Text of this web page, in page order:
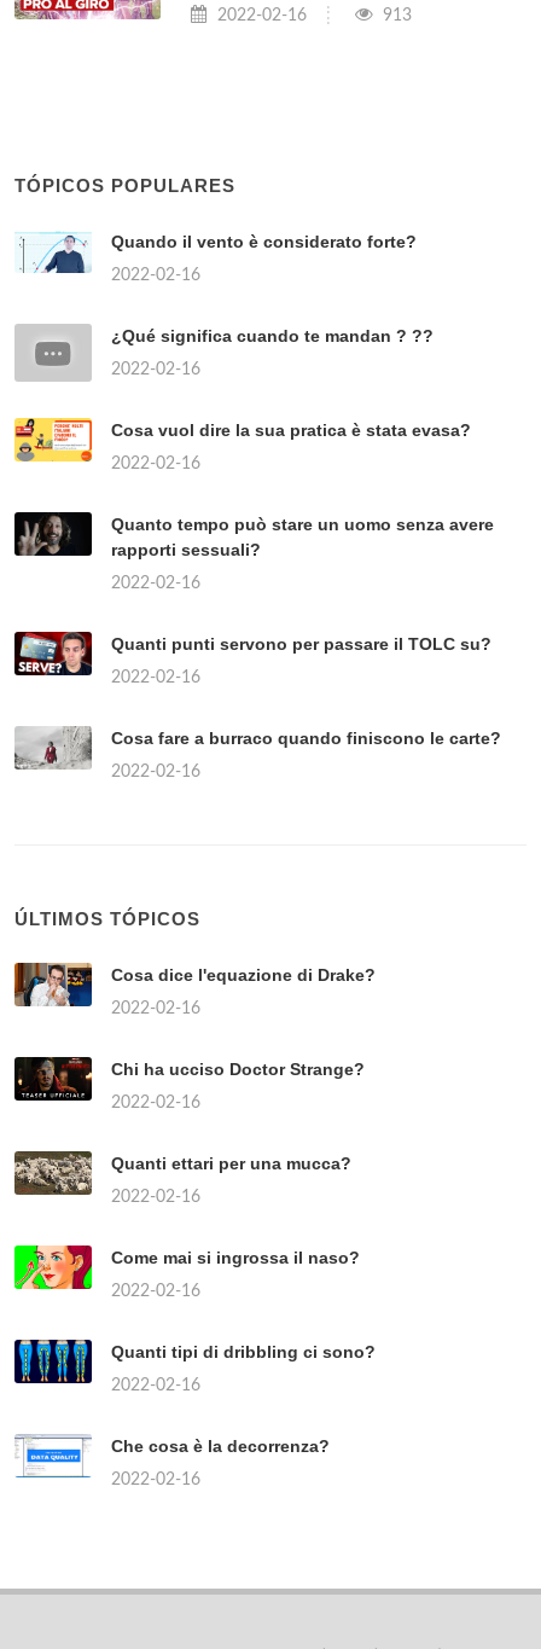
2022-02-16 913
TÓPICOS POPULARES
Quando il vento è considerato forte?
2022-02-16
¿Qué significa cuando te mandan ? ??
2022-02-16
Cosa vuol dire la sua pratica è stata evasa?
2022-02-16
Quanto tempo può stare un uomo senza avere
rapporti sessuali?
2022-02-16
Quanti punti servono per passare il TOLC su?
2022-02-16
Cosa fare a burraco quando finiscono le carte?
2022-02-16
ÚLTIMOS TÓPICOS
Cosa dice l'equazione di Drake?
2022-02-16
Chi ha ucciso Doctor Strange?
2022-02-16
Quanti ettari per una mucca?
2022-02-16
Come mai si ingrossa il naso?
2022-02-16
Quanti tipi di dribbling ci sono?
2022-02-16
Che cosa è la decorrenza?
2022-02-16